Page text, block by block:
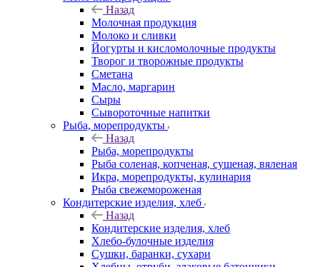
Назад
Молочная продукция
Молоко и сливки
Йогурты и кисломолочные продукты
Творог и творожные продукты
Сметана
Масло, маргарин
Сыры
Сывороточные напитки
Рыба, морепродукты
Назад
Рыба, морепродукты
Рыба соленая, копченая, сушеная, вяленая
Икра, морепродукты, кулинария
Рыба свежемороженая
Кондитерские изделия, хлеб
Назад
Кондитерские изделия, хлеб
Хлебо-булочные изделия
Сушки, баранки, сухари